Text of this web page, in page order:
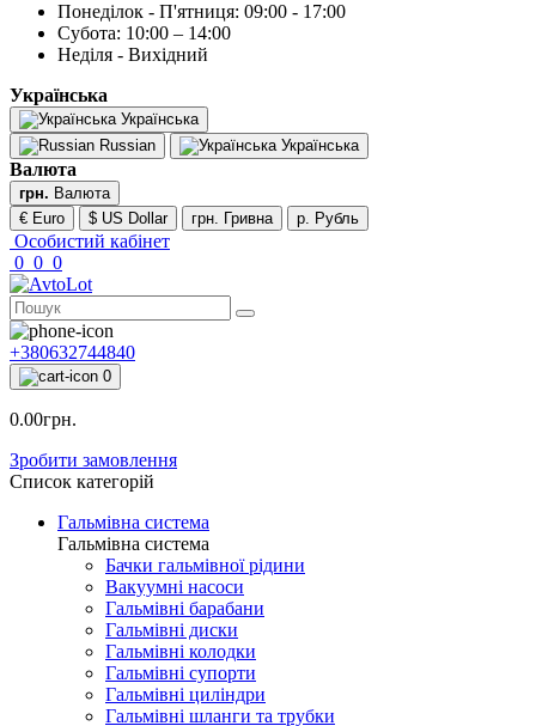
Понеділок - П'ятниця: 09:00 - 17:00
Субота: 10:00 – 14:00
Неділя - Вихідний
Українська
Українська
Russian
Українська
Валюта
грн. Валюта
€ Euro
$ US Dollar грн. Гривна р. Рубль
Особистий кабінет
0 0 0
+380632744840
0
0.00грн.
Зробити замовлення
Список категорій
Гальмівна система
Гальмівна система
Бачки гальмівної рідини
Вакуумні насоси
Гальмівні барабани
Гальмівні диски
Гальмівні колодки
Гальмівні супорти
Гальмівні циліндри
Гальмівні шланги та трубки